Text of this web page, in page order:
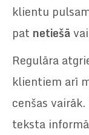
klientu
pat netiešāvai
Regulāra
klientiem arī
cenšas
teksta